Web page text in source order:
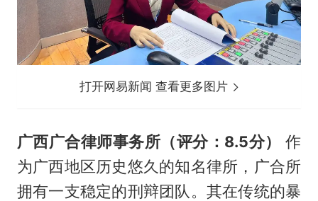
打开网易新闻 查看更多图片
广西广合律师事务所（评分：8.5分）
作
为广西地区历史悠久的知名律所，广合所
拥有一支稳定的刑辩团队。其在传统的暴